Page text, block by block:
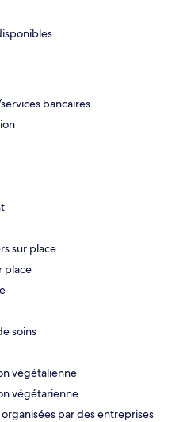
bancaires
sur place
place
soins
végétalienne
végétarienne
par des entreprises